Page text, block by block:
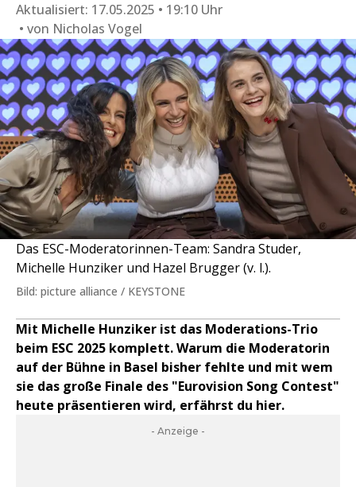
Aktualisiert: 17.05.2025 • 19:10 Uhr
von Nicholas Vogel
Das ESC-Moderatorinnen-Team: Sandra Studer,
Michelle Hunziker und Hazel Brugger (v. l.).
Bild: picture alliance / KEYSTONE
Mit Michelle Hunziker ist das Moderations-Trio
beim ESC 2025 komplett. Warum die Moderatorin
auf der Bühne in Basel bisher fehlte und mit wem
sie das große Finale des "Eurovision Song Contest"
heute präsentieren wird, erfährst du hier.
- Anzeige -